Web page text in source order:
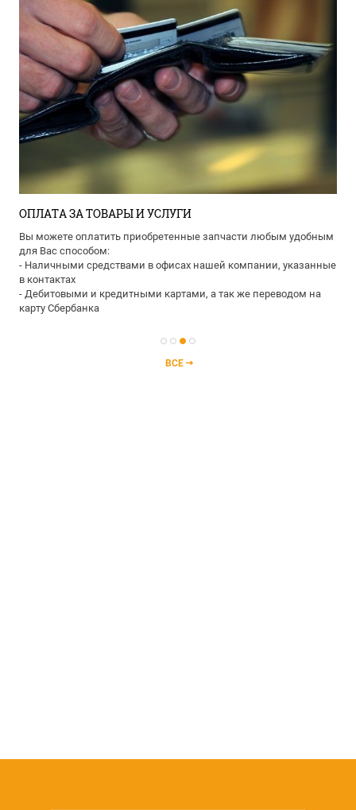
ОПЛАТА ЗА ТОВАРЫ И УСЛУГИ
Вы можете оплатить приобретенные запчасти любым удобным
для Вас способом:
- Наличными средствами в офисах нашей компании, указанные
в контактах
- Дебитовыми и кредитными картами, а так же переводом на
карту Сбербанка
ВСЕ